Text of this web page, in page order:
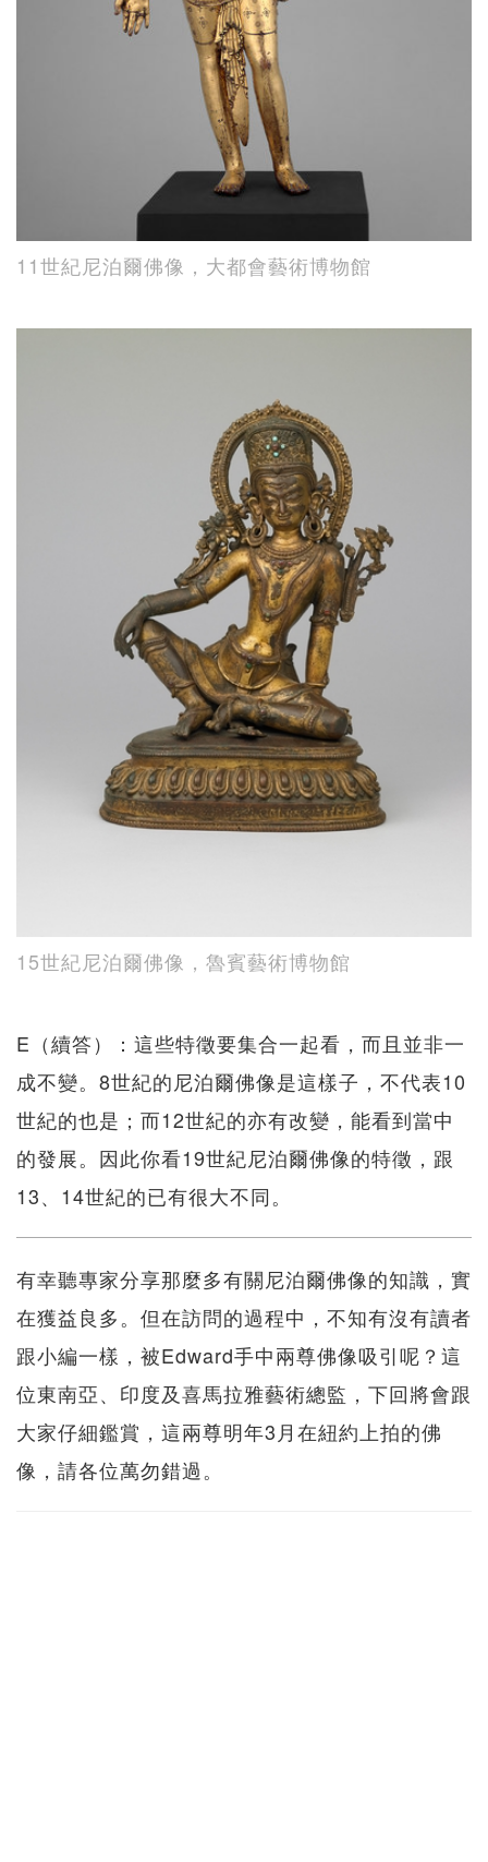
11世紀尼泊爾佛像，大都會藝術博物館
15世紀尼泊爾佛像，魯賓藝術博物館
E（續答）：這些特徵要集合一起看，而且並非一
成不變。8世紀的尼泊爾佛像是這樣子，不代表10
世紀的也是；而12世紀的亦有改變，能看到當中
的發展。因此你看19世紀尼泊爾佛像的特徵，跟
13、14世紀的已有很大不同。
有幸聽專家分享那麼多有關尼泊爾佛像的知識，實
在獲益良多。但在訪問的過程中，不知有沒有讀者
跟小編一樣，被Edward手中兩尊佛像吸引呢？這
位東南亞、印度及喜馬拉雅藝術總監，下回將會跟
大家仔細鑑賞，這兩尊明年3月在紐約上拍的佛
像，請各位萬勿錯過。